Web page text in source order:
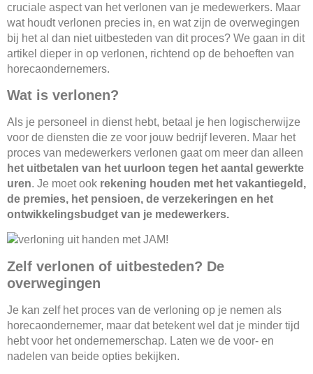
cruciale aspect van het verlonen van je medewerkers. Maar
wat houdt verlonen precies in, en wat zijn de overwegingen
bij het al dan niet uitbesteden van dit proces? We gaan in dit
artikel dieper in op verlonen, richtend op de behoeften van
horecaondernemers.
Wat is verlonen?
Als je personeel in dienst hebt, betaal je hen logischerwijze
voor de diensten die ze voor jouw bedrijf leveren. Maar het
proces van medewerkers verlonen gaat om meer dan alleen
het uitbetalen van het uurloon tegen het aantal gewerkte
uren. Je moet ook rekening houden met het vakantiegeld,
de premies, het pensioen, de verzekeringen en het
ontwikkelingsbudget van je medewerkers.
Zelf verlonen of uitbesteden? De
overwegingen
Je kan zelf het proces van de verloning op je nemen als
horecaondernemer, maar dat betekent wel dat je minder tijd
hebt voor het ondernemerschap. Laten we de voor- en
nadelen van beide opties bekijken.